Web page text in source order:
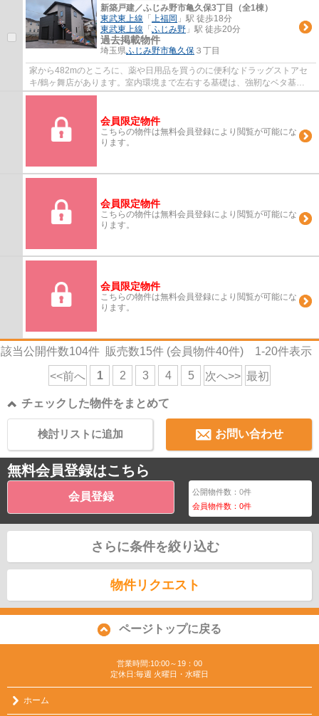
新築戸建／ふじみ野市亀久保3丁目（全1棟）
東武東上線 「 上福岡 」駅 徒歩18分
東武東上線 「 ふじみ野 」駅 徒歩20分
過去掲載物件
埼玉県ふじみ野市亀久保 ３丁目
家から482mのところに、薬や日用品を買うのに便利なドラッグストアセ
キ/鶴ヶ舞店があります。室内環境まで左右する基礎は、強靭なベタ基礎
となっております。夢のマイホームは思い切っ...
会員限定物件
こちらの物件は無料会員登録により閲覧が可能にな
ります。
会員限定物件
こちらの物件は無料会員登録により閲覧が可能にな
ります。
会員限定物件
こちらの物件は無料会員登録により閲覧が可能にな
ります。
該当公開件数104件 販売数15件 (会員物件40件) 1-20件表示
<<前へ 1 2 3 4 5 次へ>> 最初
チェックした物件をまとめて
お問い合わせ
検討リストに追加
無料会員登録はこちら
会員登録 公開物件数：0件
会員物件数：0件
さらに条件を絞り込む
物件リクエスト
ページトップに戻る
営業時間:10:00～19：00
定休日:毎週 火曜日・水曜日
ホーム